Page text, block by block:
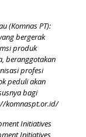
(Komnas PT):
bergerak
produk
beranggotakan
profesi
peduli akan
bagi
komnaspt.or.id/
Initiatives
Initiatives